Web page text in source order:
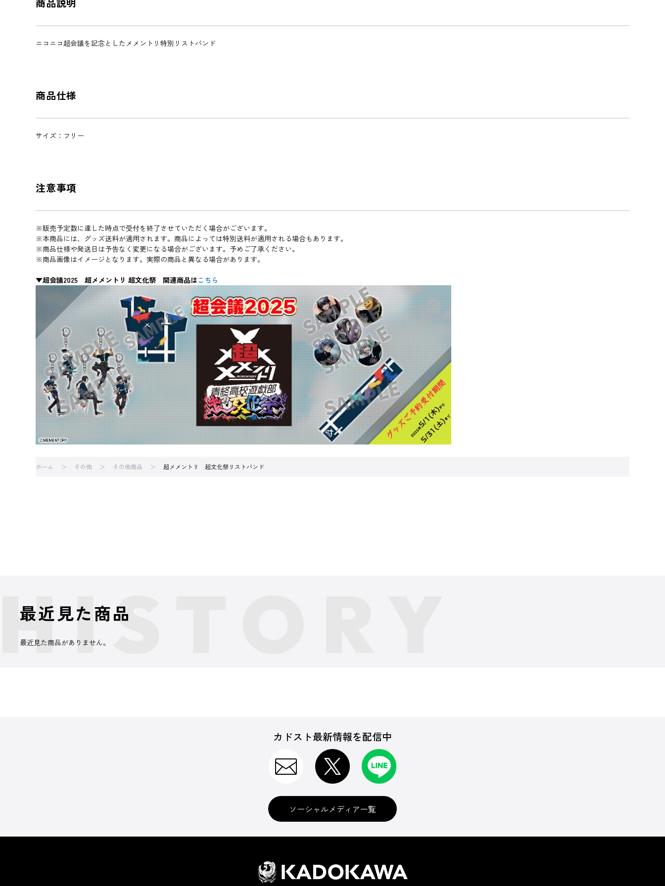
ニコニコ超会議を記念としたメメントリ特別リストバンド
商品仕様
サイズ：フリー
注意事項
※販売予定数に達した時点で受付を終了させていただく場合がございます。
※本商品には、グッズ送料が適用されます。商品によっては特別送料が適用される場合もあります。
※商品仕様や発送日は予告なく変更になる場合がございます。予めご了承ください。
※商品画像はイメージとなります。実際の商品と異なる場合があります。
▼超会議2025 超メメントリ 超文化祭 関連商品はこちら
ホーム その他 その他商品 超メメントリ 超文化祭リストバンド
最近見た商品
最近見た商品がありません。
カドスト最新情報を配信中
ソーシャルメディア一覧